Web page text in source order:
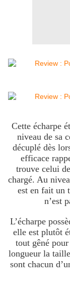
Cette écharpe
niveau de sa
décuplé dès
efficace
trouve celui
chargé. Au
est en fait un
n’est
L’écharpe
elle est plutôt
tout gêné
longueur la
sont chacun